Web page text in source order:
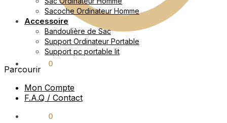
0
Sacoche Ordinateur Homme
Accessoire
Bandoulière de Sac
Support Ordinateur Portable
Support pc portable lit
Parcourir
Mon Compte
F.A.Q / Contact
0